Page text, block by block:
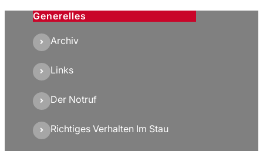
Generelles
Archiv
Links
Der Notruf
Richtiges Verhalten Im Stau